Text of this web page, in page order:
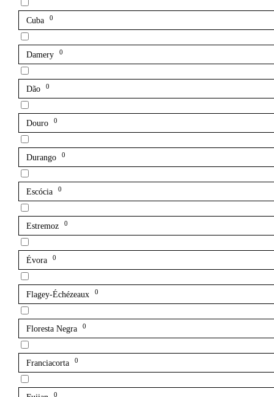
Cuba 0
Damery 0
Dão 0
Douro 0
Durango 0
Escócia 0
Estremoz 0
Évora 0
Flagey-Échézeaux 0
Floresta Negra 0
Franciacorta 0
0